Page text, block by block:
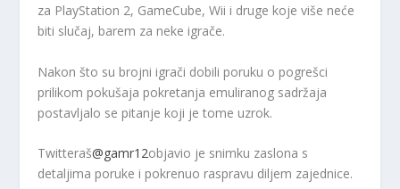
za PlayStation 2, GameCube, Wii i druge koje više neće
biti slučaj, barem za neke igrače.
Nakon što su brojni igrači dobili poruku o pogrešci
prilikom pokušaja pokretanja emuliranog sadržaja
postavljalo se pitanje koji je tome uzrok.
Twitteraš@gamr12objavio je snimku zaslona s
detaljima poruke i pokrenuo raspravu diljem zajednice.